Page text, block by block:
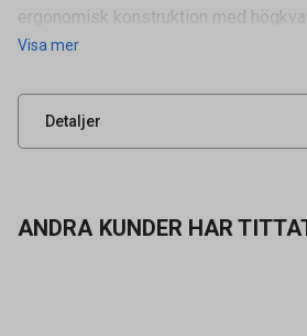
ergonomisk konstruktion med
Visa mer
Detaljer
Artikelnummer
Leverantörens
UNSPSC
ANDRA KUNDER HAR